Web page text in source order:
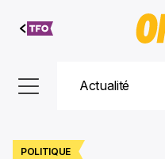
Aller au
contenu
Actualité
POLITIQUE